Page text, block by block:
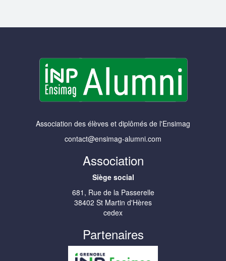
Association des élèves et diplômés de l'Ensimag
contact@ensimag-alumni.com
Association
Siège social
681, Rue de la Passerelle
38402 St Martin d'Hères
cedex
Partenaires